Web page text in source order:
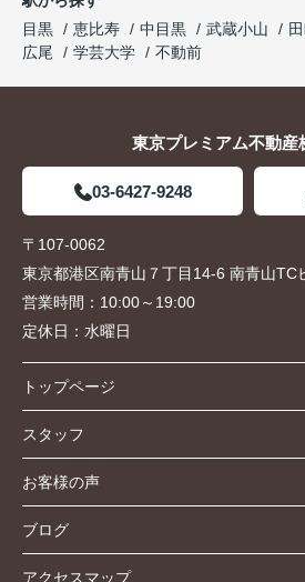
目黒
恵比寿 中目黒 武蔵小山
広尾
学芸大学 不動前
東京プレミアム不動産
03-6427-9248
〒107-0062
東京都港区南青山７丁目14-6 南青山TC
営業時間： 10:00～19:00
定休日： 水曜日
トップページ
スタッフ
お客様の声
ブログ
アクセスマップ